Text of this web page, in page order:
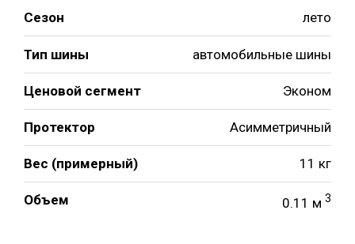
Сезон лето
Тип шины автомобильные шины
Ценовой сегмент Эконом
Протектор Асимметричный
Вес (примерный) 11 кг
Объем 0.11 м 3